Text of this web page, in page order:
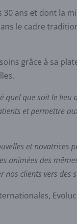
ans et dont la
le cadre
grâce à sa
que soit le lieu
et permettre
et
animées des
clients vers